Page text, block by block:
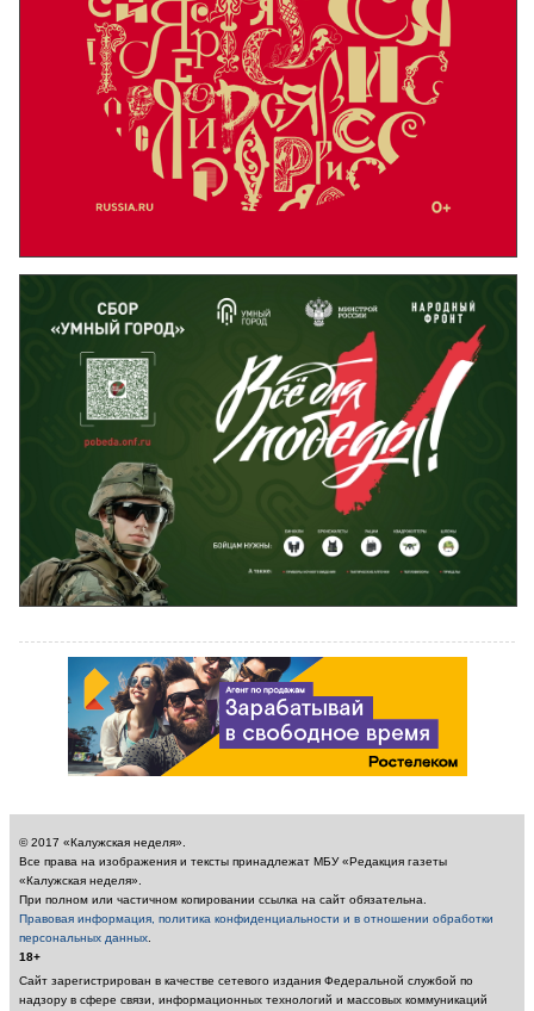
© 2017 «Калужская неделя».
Все права на изображения и тексты принадлежат МБУ «Редакция газеты
«Калужская неделя».
При полном или частичном копировании ссылка на сайт обязательна.
Правовая информация, политика конфиденциальности и в отношении обработки
персональных данных.
18+
Сайт зарегистрирован в качестве сетевого издания Федеральной службой по
надзору в сфере связи, информационных технологий и массовых коммуникаций